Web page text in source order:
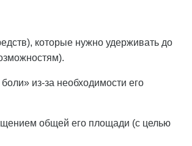
которые нужно удерживать до
из-за необходимости его
общей его площади (с целью